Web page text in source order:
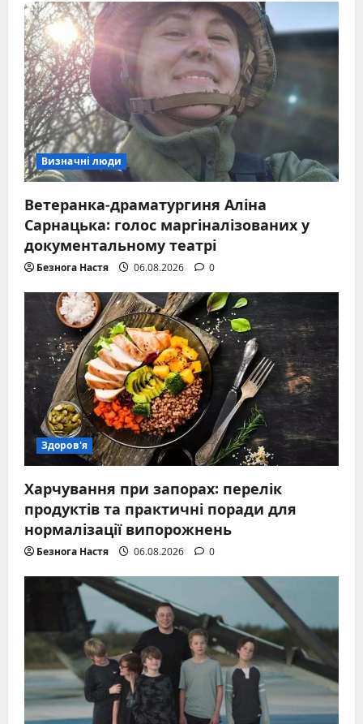
Визначні люди
Ветеранка-драматургиня Аліна
Сарнацька: голос маргіналізованих у
документальному театрі
Безнога Настя 06.08.2026 0
Здоров'я
Харчування при запорах: перелік
продуктів та практичні поради для
нормалізації випорожнень
Безнога Настя 06.08.2026 0